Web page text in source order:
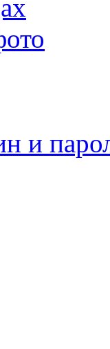
и